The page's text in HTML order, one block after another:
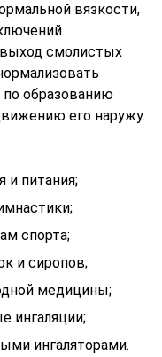
вязкости,
смолистых
по образованию
его наружу.
и питания;
спорта;
и сиропов;
медицины;
ингаляции;
ингаляторами.